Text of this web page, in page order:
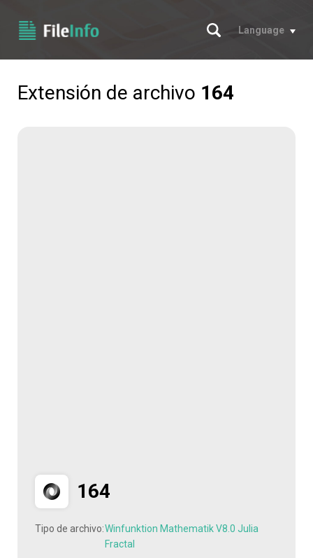
Buscar
Language
Extensión de archivo 164
164
Tipo de archivo:Winfunktion Mathematik V8.0 Julia
Fractal